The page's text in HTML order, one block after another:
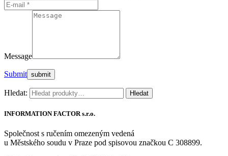
Message
Submit
Hledat: Hledat
INFORMATION FACTOR s.r.o.
Společnost s ručením omezeným vedená
u Městského soudu v Praze pod spisovou značkou C 308899.